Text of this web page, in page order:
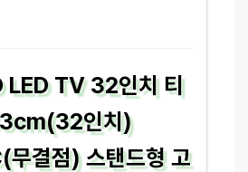
LED TV 32인치 티
인치)
결점) 스탠드형 고